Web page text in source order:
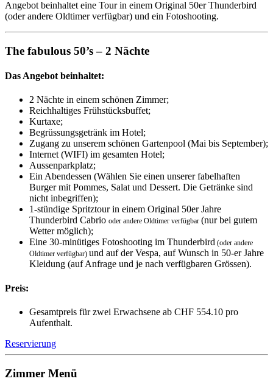
Angebot beinhaltet eine Tour in einem Original 50er Thunderbird
(oder andere Oldtimer verfügbar) und ein Fotoshooting.
The fabulous 50’s – 2 Nächte
Das Angebot beinhaltet:
2 Nächte in einem schönen Zimmer;
Reichhaltiges Frühstücksbuffet;
Kurtaxe;
Begrüssungsgetränk im Hotel;
Zugang zu unserem schönen Gartenpool (Mai bis September);
Internet (WIFI) im gesamten Hotel;
Aussenparkplatz;
Ein Abendessen (Wählen Sie einen unserer fabelhaften
Burger mit Pommes, Salat und Dessert. Die Getränke sind
nicht inbegriffen);
1-stündige Spritztour in einem Original 50er Jahre
Thunderbird Cabrio oder andere Oldtimer verfügbar (nur bei gutem
Wetter möglich);
Eine 30-minütiges Fotoshooting im Thunderbird (oder andere
Oldtimer verfügbar) und auf der Vespa, auf Wunsch in 50-er Jahre
Kleidung (auf Anfrage und je nach verfügbaren Grössen).
Preis:
Gesamtpreis für zwei Erwachsene ab CHF 554.10 pro
Aufenthalt.
Reservierung
Zimmer Menü